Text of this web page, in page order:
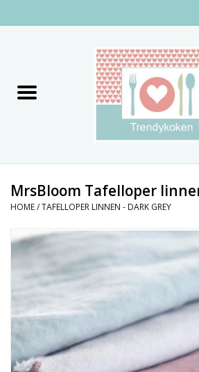
Decoratie
Kids only
Alles zien
MrsBloom Tafelloper
HOME/TAFELLOPER LINNEN - DARK GREY